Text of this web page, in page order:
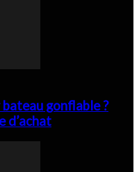
gonflable ?
d’achat